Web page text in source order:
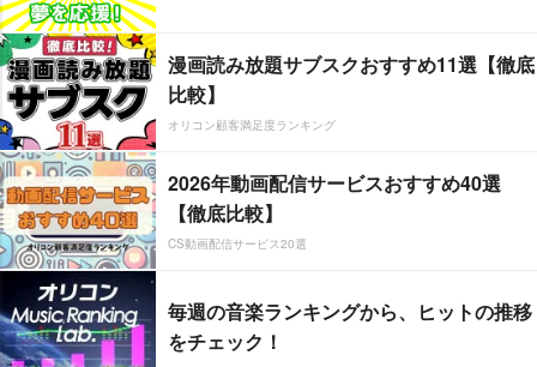
漫画読み放題サブスクおすすめ11選【徹底
比較】
オリコン顧客満足度ランキング
2026年動画配信サービスおすすめ40選
【徹底比較】
CS動画配信サービス20選
毎週の音楽ランキングから、ヒットの推移
をチェック！